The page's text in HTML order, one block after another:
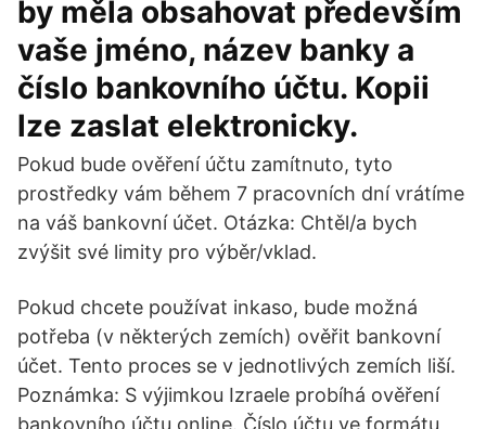
by měla obsahovat především
vaše jméno, název banky a
číslo bankovního účtu. Kopii
lze zaslat elektronicky.
Pokud bude ověření účtu zamítnuto, tyto
prostředky vám během 7 pracovních dní vrátíme
na váš bankovní účet. Otázka: Chtěl/a bych
zvýšit své limity pro výběr/vklad.
Pokud chcete používat inkaso, bude možná
potřeba (v některých zemích) ověřit bankovní
účet. Tento proces se v jednotlivých zemích liší.
Poznámka: S výjimkou Izraele probíhá ověření
bankovního účtu online. Číslo účtu ve formátu